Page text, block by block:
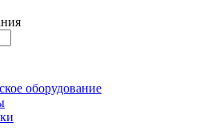
оборудование